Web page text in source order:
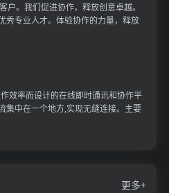
户。我们促进协作，释放创意卓越。
秀专业人才。体验协作的力量，释放
效率而设计的在线即时通讯和协作平
集中在一个地方,实现无缝连接。主要
更多+